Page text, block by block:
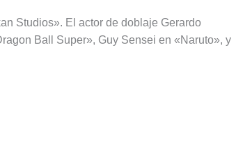
Studios». El actor de doblaje Gerardo
Ball Super», Guy Sensei en «Naruto», y